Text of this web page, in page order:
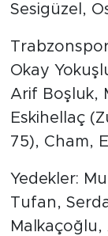
Sesigüzel,
Okay
Arif Boşluk,
Eskihellaç
75), Cham,
Yedekler:
Tufan,
Malkaçoğlu,